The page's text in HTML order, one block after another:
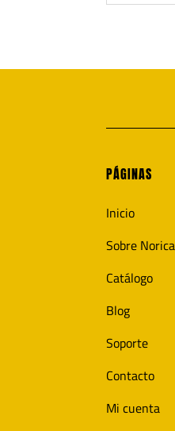
PÁGINAS
Inicio
Sobre Norica
Catálogo
Blog
Soporte
Contacto
Mi cuenta